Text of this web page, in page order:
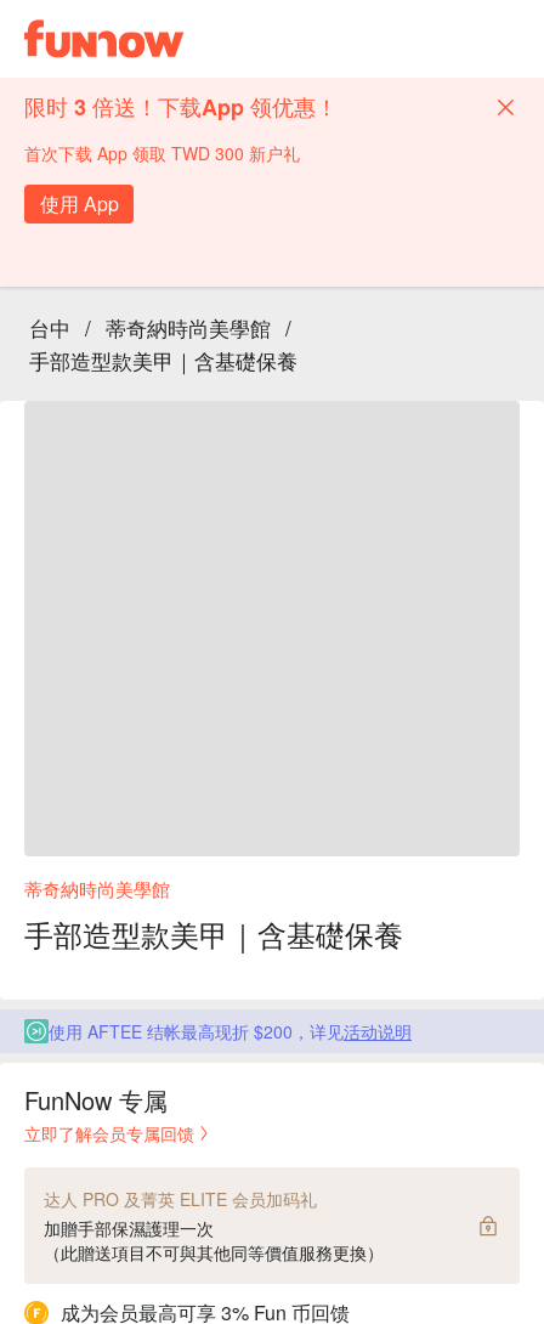
限时 3 倍送！下载App 领优惠！
首次下载 App 领取 TWD 300 新户礼
使用 App
台中 / 蒂奇納時尚美學館 /
手部造型款美甲｜含基礎保養
蒂奇納時尚美學館
手部造型款美甲｜含基礎保養
使用 AFTEE 结帐最高现折 $200，详见活动说明
FunNow 专属
立即了解会员专属回馈
达人 PRO 及菁英 ELITE 会员加码礼
加贈手部保濕護理一次
（此贈送項目不可與其他同等價值服務更換）
成为会员最高可享 3% Fun 币回馈